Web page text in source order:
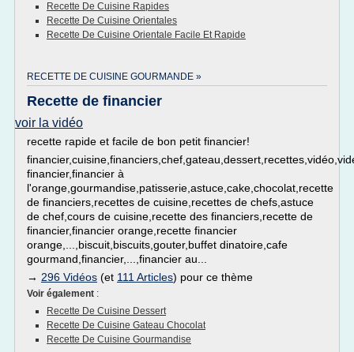
Recette De Cuisine Rapides
Recette De Cuisine Orientales
Recette De Cuisine Orientale Facile Et Rapide
RECETTE DE CUISINE GOURMANDE »
Recette de financier
voir la vidéo
recette rapide et facile de bon petit financier!
financier,financier à
l'orange,gourmandise,patisserie,astuce,cake,chocolat,recette
de financiers,recettes de cuisine,recettes de chefs,astuce
de chef,cours de cuisine,recette des financiers,recette de
financier,financier orange,recette financier
orange,...,biscuit,biscuits,gouter,buffet dinatoire,cafe
gourmand,financier,...,financier au...
→ 296 Vidéos (et 111 Articles) pour ce thème
Voir également :
Recette De Cuisine Dessert
Recette De Cuisine Gateau Chocolat
Recette De Cuisine Gourmandise